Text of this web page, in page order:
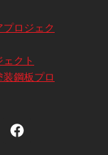
ロジェク
クト
鋼板プロ
フ
ェ